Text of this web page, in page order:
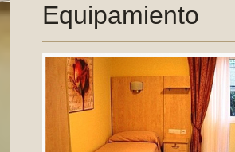
Equipamiento